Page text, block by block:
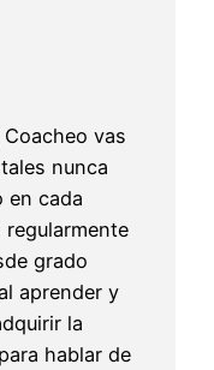
vas
nunca
en cada
grado
aprender y
la
hablar de